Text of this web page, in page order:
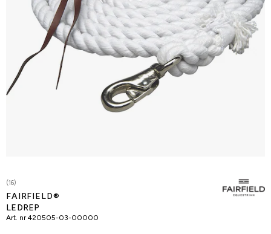
(16)
FAIRFIELD®
LEDREP
Art. nr 420505-03-00000